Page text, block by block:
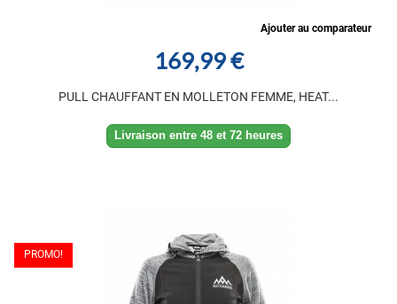
Ajouter au comparateur
169,99 €
PULL CHAUFFANT EN MOLLETON FEMME, HEAT...
Livraison entre 48 et 72 heures
PROMO!